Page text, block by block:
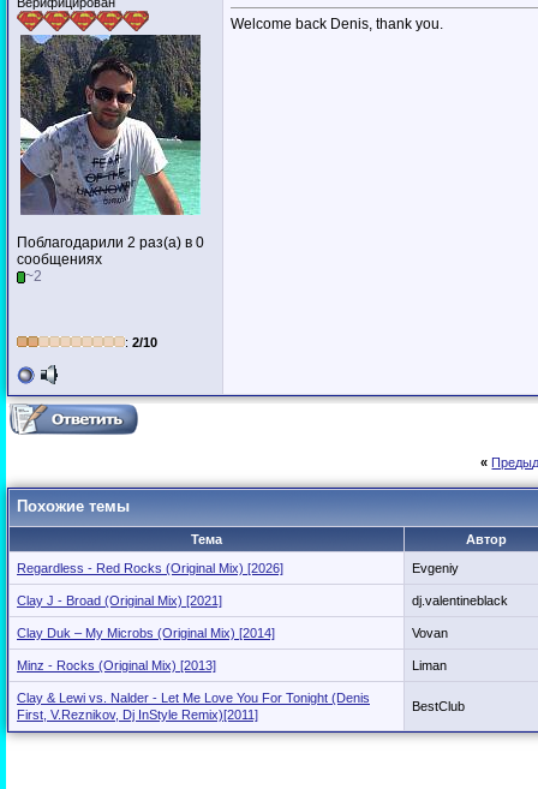
Поблагодарили 2 раз(а) в 0
сообщениях
~2
: 2/10
Welcome back Denis, thank you.
«
Похожие темы
Тема
Автор
Regardless - Red Rocks (Original Mix) [2026]
Evgeniy
Clay J - Broad (Original Mix) [2021] dj.valentineblack
Clay Duk – My Microbs (Original Mix) [2014] Vovan
Minz - Rocks (Original Mix) [2013] Liman
Clay & Lewi vs. Nalder - Let Me Love You For Tonight (Denis
First, V.Reznikov, Dj InStyle Remix)[2011]
BestClub